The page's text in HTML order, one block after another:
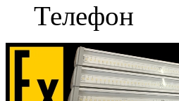
Телефон